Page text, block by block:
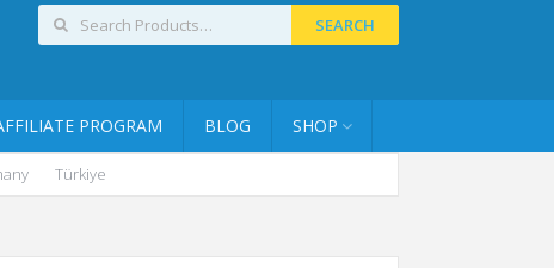
SEARCH
PROGRAM BLOG SHOP
Türkiye